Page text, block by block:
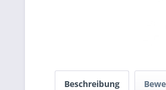
Beschreibung